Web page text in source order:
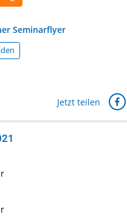
Seminarflyer
Jetzt teilen